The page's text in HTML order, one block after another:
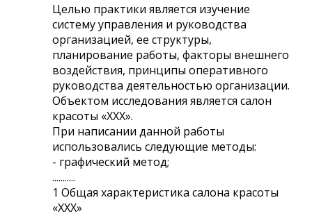
Целью практики является изучение
систему управления и руководства
организацией, ее структуры,
планирование работы, факторы внешнего
воздействия, принципы оперативного
руководства деятельностью организации.
Объектом исследования является салон
красоты «ХХХ».
При написании данной работы
использовались следующие методы:
- графический метод;
...........
1 Общая характеристика салона красоты
«ХХХ»